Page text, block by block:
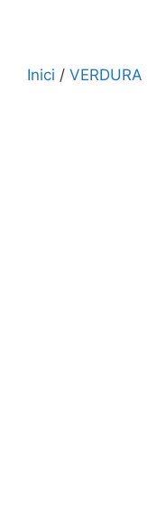
Inici / VERDURA